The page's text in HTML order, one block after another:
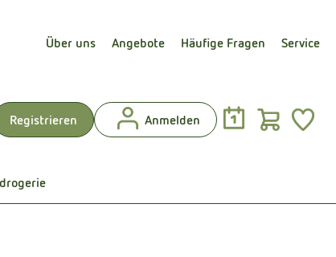
Über uns Angebote Häufige Fragen Service
Registrieren Anmelden